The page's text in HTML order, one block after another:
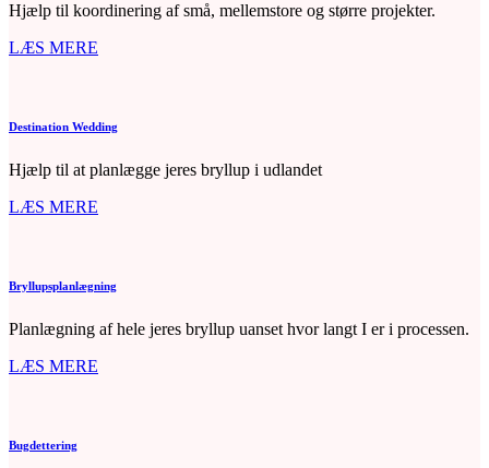
Chapters
Chapters
Subtitles
captions settings , opens captions settings
dialog
captions off
No compatible source was found for this
Hjælp til koordinering af små, mellemstore og større projekter.
LÆS MERE
Destination Wedding
Hjælp til at planlægge jeres bryllup i udlandet
LÆS MERE
Bryllupsplanlægning
Planlægning af hele jeres bryllup uanset hvor langt I er i processen.
LÆS MERE
Bugdettering